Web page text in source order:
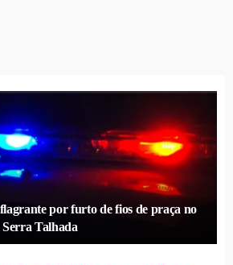
por furto de fios de praça no
Serra Talhada